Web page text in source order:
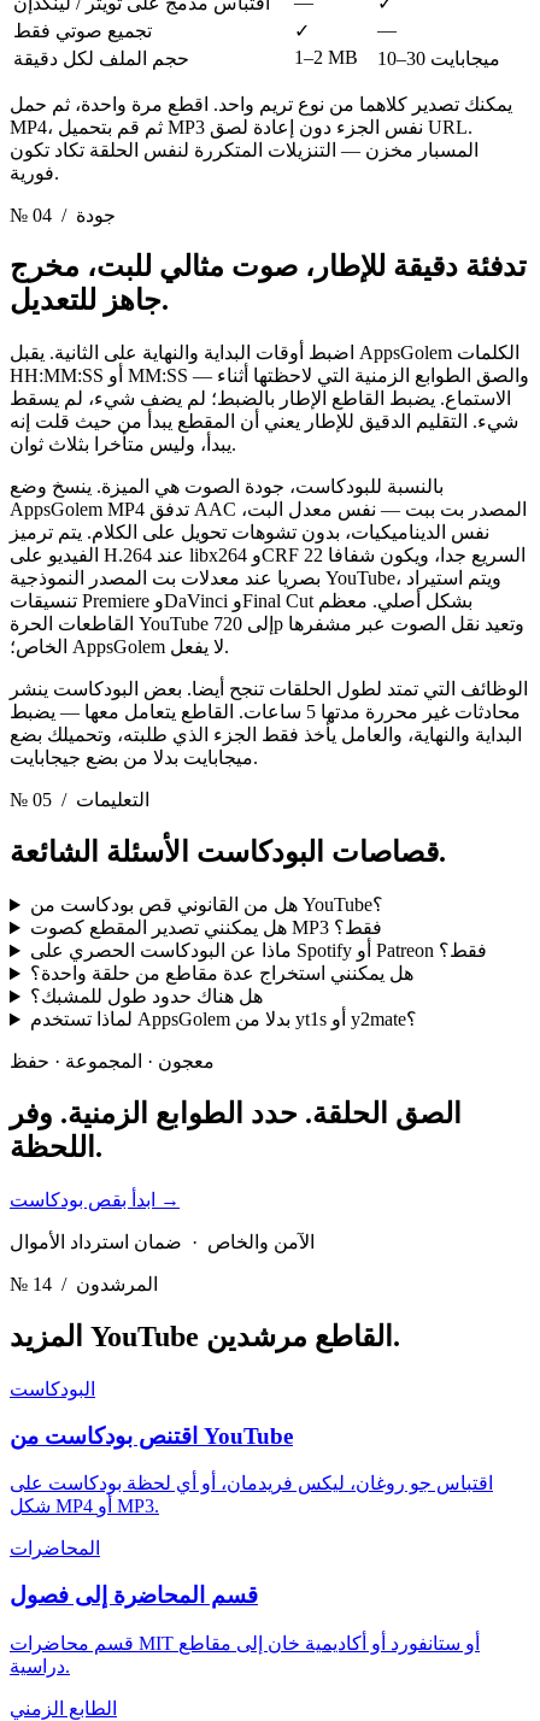
تجميع صوتي فقط
✓
—
حجم الملف لكل دقيقة
1–2 MB 10–30 ميجابايت
يمكنك تصدير كلاهما من نوع تريم واحد. اقطع مرة واحدة، ثم حمل
MP4، ثم قم بتحميل MP3 نفس الجزء دون إعادة لصق URL.
المسبار مخزن — التنزيلات المتكررة لنفس الحلقة تكاد تكون
فورية.
№ 04 / جودة
تدفئة دقيقة للإطار، صوت مثالي للبت، مخرج
جاهز للتعديل.
اضبط أوقات البداية والنهاية على الثانية. يقبل AppsGolem الكلمات
HH:MM:SS أو MM:SS — والصق الطوابع الزمنية التي لاحظتها أثناء
الاستماع. يضبط القاطع الإطار بالضبط؛ لم يضف شيء، لم يسقط
شيء. التقليم الدقيق للإطار يعني أن المقطع يبدأ من حيث قلت إنه
يبدأ، وليس متأخرا بثلاث ثوان.
بالنسبة للبودكاست، جودة الصوت هي الميزة. ينسخ وضع
AppsGolem MP4 تدفق AAC المصدر بت ببت — نفس معدل البت،
نفس الديناميكيات، بدون تشوهات تحويل على الكلام. يتم ترميز
الفيديو على H.264 عند libx264 وCRF 22 السريع جدا، ويكون شفافا
بصريا عند معدلات بت المصدر النموذجية YouTube، ويتم استيراد
تنسيقات Premiere وDaVinci وFinal Cut بشكل أصلي. معظم
القاطعات الحرة YouTube إلى 720p وتعيد نقل الصوت عبر مشفرها
الخاص؛ AppsGolem لا يفعل.
الوظائف التي تمتد لطول الحلقات تنجح أيضا. بعض البودكاست ينشر
محادثات غير محررة مدتها 5 ساعات. القاطع يتعامل معها — يضبط
البداية والنهاية، والعامل يأخذ فقط الجزء الذي طلبته، وتحميلك بضع
ميجابايت بدلا من بضع جيجابايت.
№ 05 / التعليمات
قصاصات البودكاستالأسئلة الشائعة.
هل من القانوني قص بودكاست من YouTube؟
هل يمكنني تصدير المقطع كصوت MP3 فقط؟
ماذا عن البودكاست الحصري على Spotify أو Patreon فقط؟
هل يمكنني استخراج عدة مقاطع من حلقة واحدة؟
هل هناك حدود طول للمشبك؟
لماذا تستخدم AppsGolem بدلا من yt1s أو y2mate؟
معجون · المجموعة · حفظ
الصق الحلقة. حدد الطوابع الزمنية. وفر
اللحظة.
→
الآمن والخاص · ضمان استرداد الأموال
№ 14 / المرشدون
المزيد YouTube القاطع مرشدين.
البودكاست
اقتنص بودكاست من YouTube
اقتباس جو روغان، ليكس فريدمان، أو أي لحظة بودكاست على
شكل MP4 أو MP3.
المحاضرات
قسم المحاضرة إلى فصول
قسم محاضرات MIT أو ستانفورد أو أكاديمية خان إلى مقاطع
دراسية.
الطابع الزمني